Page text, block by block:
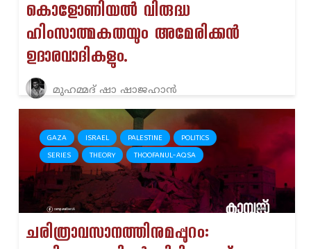
കൊളോണിയൽ വിരുദ്ധ
ഹിംസാത്മകതയും അമേരിക്കൻ
ഉദാരവാദികളും.
മുഹമ്മദ് ഷാ ഷാജഹാൻ
GAZA ISRAEL PALESTINE POLITICS
SERIES THEORY THOOFANUL-AQSA
ചരിത്രാവസാനത്തിനുമപ്പുറം: